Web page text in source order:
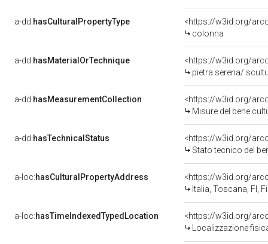
a-dd:hasCulturalPropertyType
<https://w3id.org/
colonna
a-dd:hasMaterialOrTechnique
<https://w3id.org/
pietra serena/
a-dd:hasMeasurementCollection
<https://w3id.org/
Misure del bene
a-dd:hasTechnicalStatus
<https://w3id.org/
Stato tecnico del
a-loc:hasCulturalPropertyAddress
<https://w3id.org/
Italia, Toscana, FI,
a-loc:hasTimeIndexedTypedLocation
<https://w3id.org/
Localizzazione